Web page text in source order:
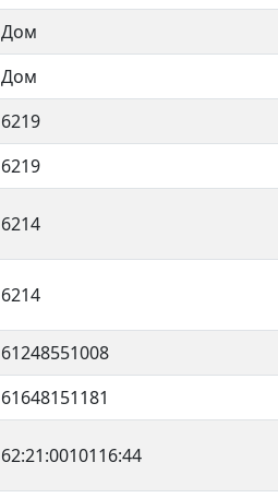
Дом
Дом
6219
6219
6214
6214
61248551008
61648151181
62:21:0010116:44